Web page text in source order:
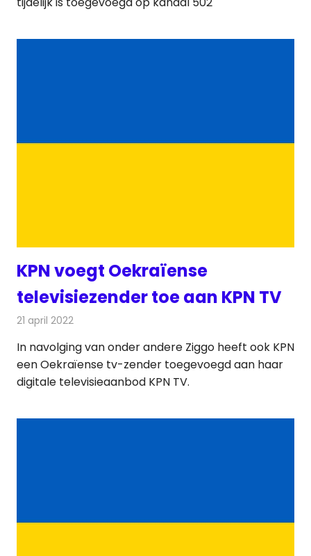
KPN voegt Oekraïense
televisiezender toe aan KPN TV
21 april 2022
In navolging van onder andere Ziggo heeft ook KPN
een Oekraïense tv-zender toegevoegd aan haar
digitale televisieaanbod KPN TV.